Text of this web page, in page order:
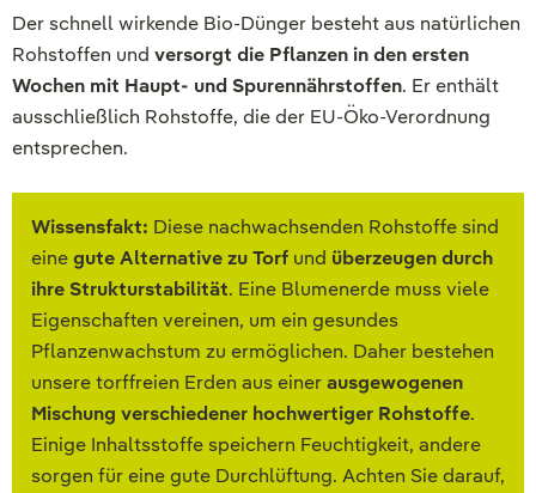
Der schnell wirkende Bio-Dünger besteht aus natürlichen
Rohstoffen und versorgt die Pflanzen in den ersten
Wochen mit Haupt- und Spurennährstoffen. Er enthält
ausschließlich Rohstoffe, die der EU-Öko-Verordnung
entsprechen.
Wissensfakt: Diese nachwachsenden Rohstoffe sind
einegute Alternative zu Torf und überzeugen durch
ihre Strukturstabilität. Eine Blumenerde muss viele
Eigenschaften vereinen, um ein gesundes
Pflanzenwachstum zu ermöglichen. Daher bestehen
unsere torffreien Erden aus einerausgewogenen
Mischung verschiedener hochwertiger Rohstoffe.
Einige Inhaltsstoffe speichern Feuchtigkeit, andere
sorgen für eine gute Durchlüftung. Achten Sie darauf,